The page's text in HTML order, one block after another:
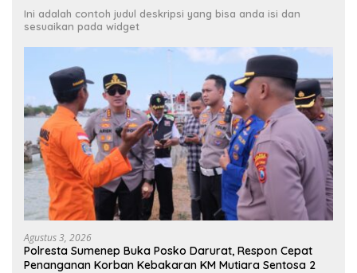
Ini adalah contoh judul deskripsi yang bisa anda isi dan
sesuaikan pada widget
Agustus 3, 2026
Polresta Sumenep Buka Posko Darurat, Respon Cepat
Penanganan Korban Kebakaran KM Mutiara Sentosa 2